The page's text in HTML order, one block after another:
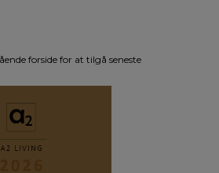
forside for at tilgå seneste